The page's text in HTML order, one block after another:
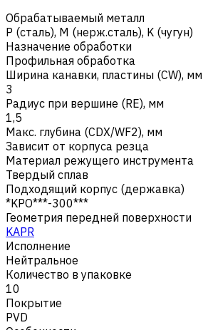
Обрабатываемый металл
Р (сталь), M (нерж.сталь), K (чугун)
Назначение обработки
Профильная обработка
Ширина канавки, пластины (CW), мм
3
Радиус при вершине (RE), мм
1,5
Макс. глубина (CDX/WF2), мм
Зависит от корпуса резца
Материал режущего инструмента
Твердый сплав
Подходящий корпус (державка)
*KPO***-300***
Геометрия передней поверхности
KAPR
Исполнение
Нейтральное
Количество в упаковке
10
Покрытие
PVD